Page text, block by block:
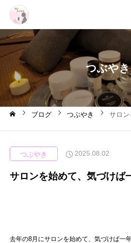
つぶやき
ブログ つぶやき サロ
つぶやき 2025.08.02
サロンを始めて、気づけば
去年の8月にサロンを始めて、気づけば一年